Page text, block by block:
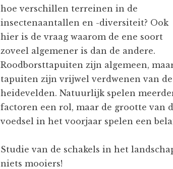
hoe verschillen terreinen in de
insectenaantallen en -diversiteit? Ook
hier is de vraag waarom de ene soort
zoveel algemener is dan de andere.
Roodborsttapuiten zijn algemeen,
tapuiten zijn vrijwel verdwenen van de
heidevelden. Natuurlijk spelen
factoren een rol, maar de grootte van
voedsel in het voorjaar spelen een
Studie van de schakels in het
niets mooiers!